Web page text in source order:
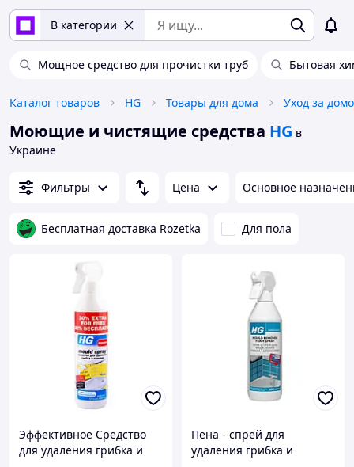
В категории
Мощное средство для прочистки труб Бытовая
Каталог товаров HG Товары для дома Уход за
Моющие и чистящие средства HG в
Украине
Фильтры Цена Основное
Бесплатная доставка Rozetka Для пола
Эффективное Средство
для удаления грибка и
Пена - спрей для
удаления грибка и